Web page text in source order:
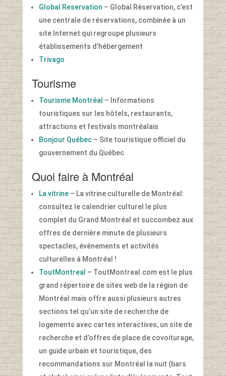
Global Reservation – Global Réservation, c’est
une centrale de réservations, combinée à un
site Internet qui regroupe plusieurs
établissements d’hébergement
Trivago
Tourisme
Tourisme Montréal – Informations
touristiques sur les hôtels, restaurants,
attractions et festivals montréalais
Bonjour Québec– Site touristique officiel du
gouvernement du Québec
Quoi faire à Montréal
La vitrine– La vitrine culturelle de Montréal:
consultez le calendrier culturel le plus
complet du Grand Montréal et succombez aux
offres de dernière minute de plusieurs
spectacles, événements et activités
culturelles à Montréal !
ToutMontreal – ToutMontreal.com est le plus
grand répertoire de sites web de la région de
Montréal mais offre aussi plusieurs autres
sections tel qu’un site de recherche de
logements avec cartes interactives, un site de
recherche et d’offres de place de covoiturage,
un guide urbain et touristique, des
recommandations sur Montréal la nuit (bars